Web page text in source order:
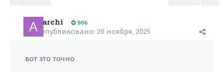
archi 906
Опубликовано: 20 ноября, 2025
вот это точно